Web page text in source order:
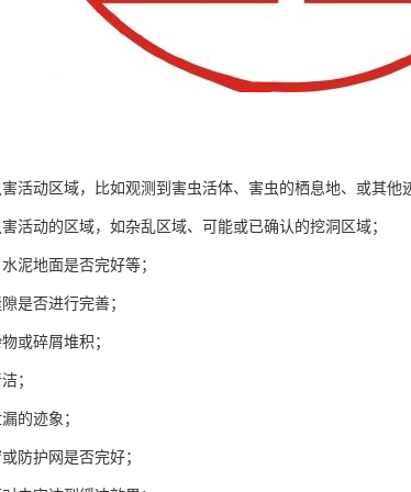
活动区域，比如观测到害虫活体、害虫的栖息地、或其他
活动的区域，如杂乱区域、可能或已确认的挖洞区域；
泥地面是否完好等；
是否进行完善；
或碎屑堆积；
；
的迹象；
防护网是否完好；